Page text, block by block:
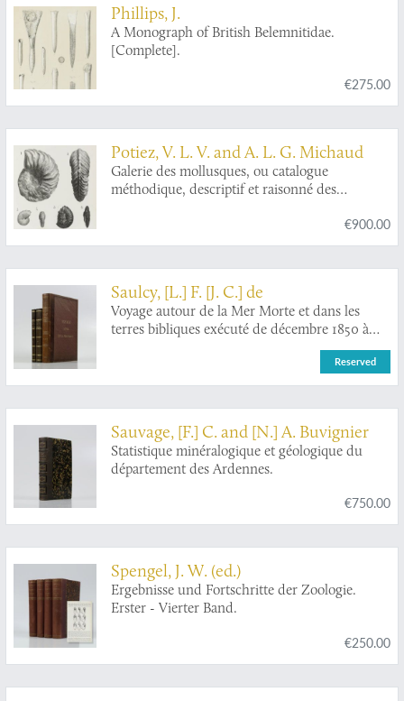
Die Gattungen
Globulus. In Abbildungen nach der Natur mit
Beschreibungen von Dr. R. A. Philippi.
Phillips, J.
A Monograph of British Belemnitidae.
[Complete].
€275.00
Potiez, V. L. V. and A. L. G. Michaud
Galerie des mollusques, ou catalogue
méthodique, descriptif et raisonné des
€900.00
Saulcy, [L.] F. [J. C.] de
Voyage autour de la Mer Morte et dans les
terres bibliques exécuté de décembre 1850 à
Reserved
Sauvage, [F.] C. and [N.] A. Buvignier
Statistique minéralogique et géologique du
département des Ardennes.
€750.00
Spengel, J. W. (ed.)
Ergebnisse und Fortschritte der Zoologie.
Erster - Vierter Band.
€250.00